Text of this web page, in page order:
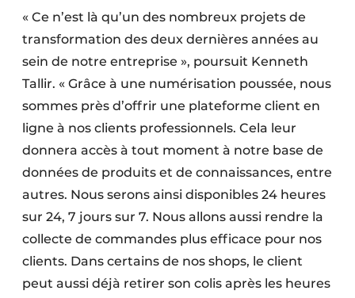
« Ce n’est là qu’un des nombreux projets de
transformation des deux dernières années au
sein de notre entreprise », poursuit Kenneth
Tallir. « Grâce à une numérisation poussée, nous
sommes près d’offrir une plateforme client en
ligne à nos clients professionnels. Cela leur
donnera accès à tout moment à notre base de
données de produits et de connaissances, entre
autres. Nous serons ainsi disponibles 24 heures
sur 24, 7 jours sur 7. Nous allons aussi rendre la
collecte de commandes plus efficace pour nos
clients. Dans certains de nos shops, le client
peut aussi déjà retirer son colis après les heures